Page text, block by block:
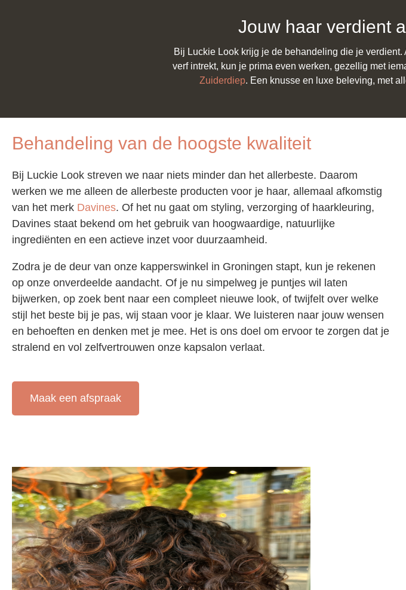
Jouw haar verdient
Bij Luckie Look krijg je de behandeling die je
verf intrekt, kun je prima even werken, gezellig met
Zuiderdiep. Een knusse en luxe beleving, met
Behandeling van de hoogste kwaliteit
Bij Luckie Look streven we naar niets minder dan het allerbeste. Daarom
werken we me alleen de allerbeste producten voor je haar, allemaal afkomstig
van het merk Davines. Of het nu gaat om styling, verzorging of haarkleuring,
Davines staat bekend om het gebruik van hoogwaardige, natuurlijke
ingrediënten en een actieve inzet voor duurzaamheid.
Zodra je de deur van onze kapperswinkel in Groningen stapt, kun je rekenen
op onze onverdeelde aandacht. Of je nu simpelweg je puntjes wil laten
bijwerken, op zoek bent naar een compleet nieuwe look, of twijfelt over welke
stijl het beste bij je pas, wij staan voor je klaar. We luisteren naar jouw wensen
en behoeften en denken met je mee. Het is ons doel om ervoor te zorgen dat je
stralend en vol zelfvertrouwen onze kapsalon verlaat.
Maak een afspraak